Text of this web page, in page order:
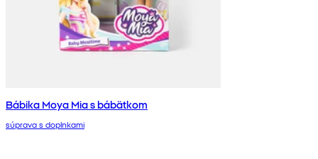
Bábika Moya Mia s bábätkom
súprava s doplnkami